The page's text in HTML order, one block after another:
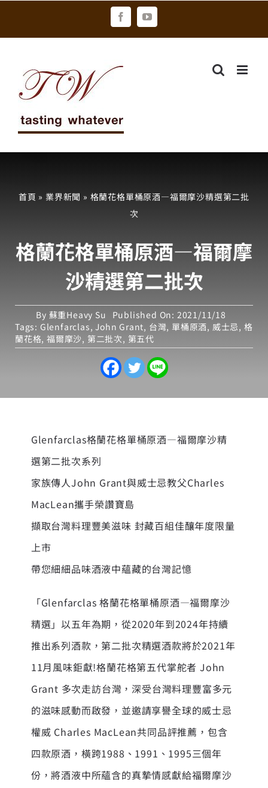
FacebookYouTube
首頁 » 業界新聞 » 格蘭花格單桶原酒—福爾摩沙精選第二批
次
格蘭花格單桶原酒—福爾摩
沙精選第二批次
By 蘇重Heavy Su
Published On: 2021/11/18
Tags: Glenfarclas,John Grant, 台灣, 單桶原酒, 威士忌, 格
蘭花格, 福爾摩沙, 第二批次, 第五代
Glenfarclas格蘭花格單桶原酒—福爾摩沙精
選第二批次系列
家族傳人John Grant與威士忌教父Charles
MacLean攜手榮讚寶島
擷取台灣料理豐美滋味 封藏百組佳釀年度限量
上市
帶您細細品味酒液中蘊藏的台灣記憶
「Glenfarclas 格蘭花格單桶原酒—福爾摩沙
精選」以五年為期，從2020年到2024年持續
推出系列酒款，第二批次精選酒款將於2021年
11月風味鉅獻!格蘭花格第五代掌舵者 John
Grant 多次走訪台灣，深受台灣料理豐富多元
的滋味感動而啟發，並邀請享譽全球的威士忌
權威 Charles MacLean共同品評推薦，包含
四款原酒，橫跨1988、1991、1995三個年
份，將酒液中所蘊含的真摯情感獻給福爾摩沙